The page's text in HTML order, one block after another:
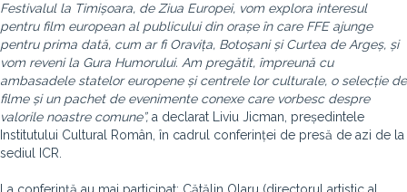
Festivalul la Timișoara, de Ziua Europei, vom explora interesul
pentru film european al publicului din orașe în care FFE ajunge
pentru prima dată, cum ar fi Oravița, Botoșani și Curtea de Argeș, și
vom reveni la Gura Humorului. Am pregătit, împreună cu
ambasadele statelor europene și centrele lor culturale, o selecție de
filme și un pachet de evenimente conexe care vorbesc despre
valorile noastre comune”, a declarat Liviu Jicman, președintele
Institutului Cultural Român, în cadrul conferinței de presă de azi de la
sediul ICR.